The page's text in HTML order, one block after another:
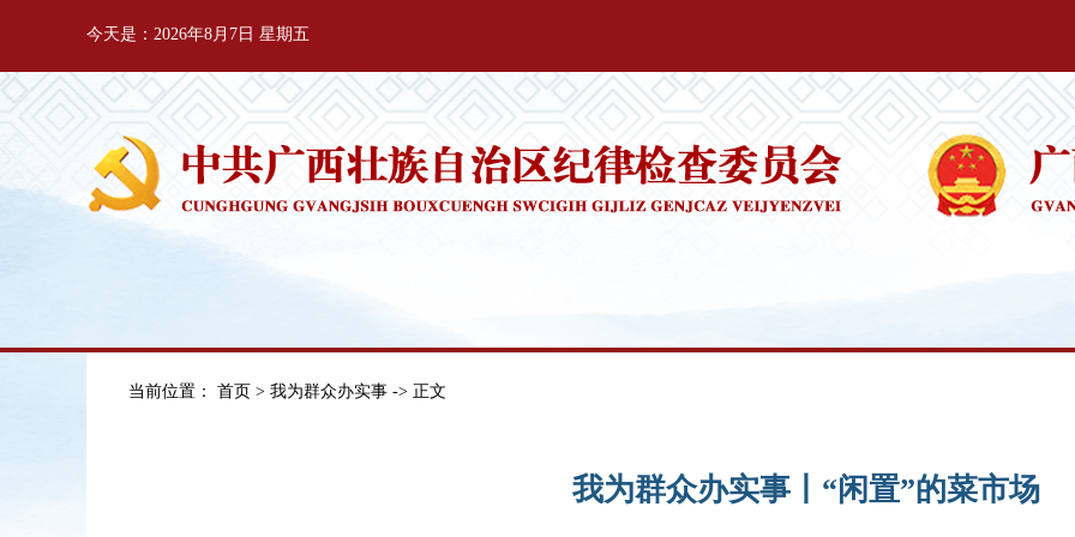
今天是：2026年8月7日 星期五
当前位置： 首页 > 我为群众办实事 -> 正文
我为群众办实事丨“闲置”的菜市场